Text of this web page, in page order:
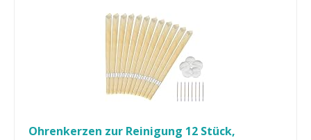
Ohrenkerzen zur Reinigung 12 Stück,